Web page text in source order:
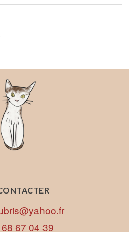
67 04 39